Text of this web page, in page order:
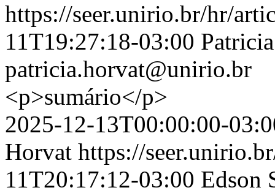
https://seer.unirio.br/hr/
11T19:27:18-03:00
patricia.horvat@unirio.br
<p>sumário</p>
2025-12-13T00:00:00-
Horvat https://
11T20:17:12-03:00 Edson